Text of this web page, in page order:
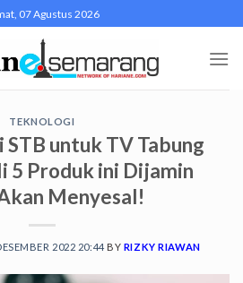
07 Agustus 2026
TEKNOLOGI
STB untuk TV Tabung
5 Produk ini Dijamin
Menyesal!
2022 20:44 BY RIZKY RIAWAN